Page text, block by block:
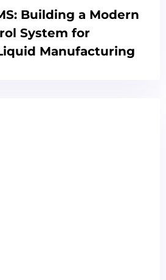
Building a Modern
System for
Manufacturing